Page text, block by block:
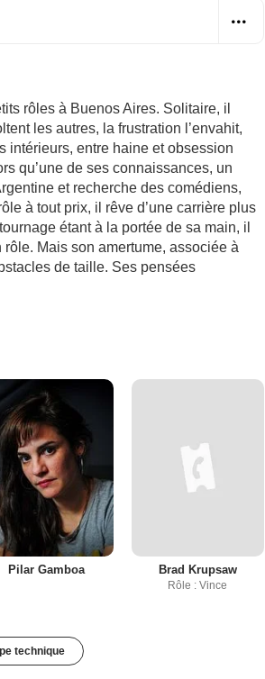
rôles à Buenos Aires. Solitaire, il
les autres, la frustration l’envahit,
intérieurs, entre haine et obsession
qu’une de ses connaissances, un
et recherche des comédiens,
à tout prix, il rêve d’une carrière plus
étant à la portée de sa main, il
Mais son amertume, associée à
de taille. Ses pensées
Pilar Gamboa Brad Krupsaw
Rôle : Vince
technique